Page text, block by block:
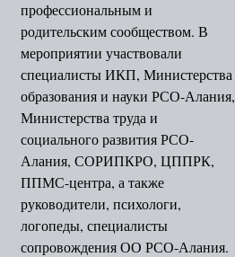
профессиональным и
родительским сообществом. В
мероприятии участвовали
специалисты ИКП, Министерства
образования и науки РСО-Алания,
Министерства труда и
социального развития РСО-
Алания, СОРИПКРО, ЦППРК,
ППМС-центра, а также
руководители, психологи,
логопеды, специалисты
сопровождения ОО РСО-Алания.